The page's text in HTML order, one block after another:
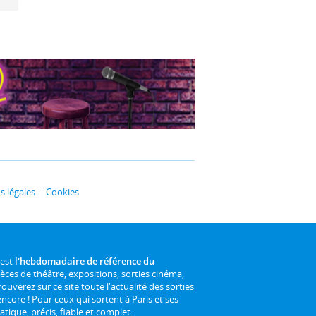
légales Cookies
l'hebdomadaire de référence du
de théâtre, expositions, sorties cinéma,
sur ce site toute l'actualité des sorties
! Pour ceux qui sortent à Paris et ses
précis, fiable et complet.